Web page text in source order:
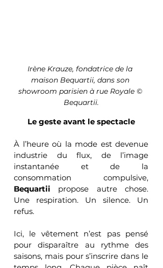
Irène Krauze, fondatrice de la
maison Bequartii, dans son
showroom parisien à rue Royale ©
Bequartii.
Le geste avant le spectacle
À l’heure où la mode est devenue
industrie du flux, de l’image
instantanée et de la
Bequartii propose autre chose.
Une respiration. Un silence. Un
refus.
Ici, le vêtement n’est pas pensé
pour disparaître au rythme des
saisons, mais pour s’inscrire dans le